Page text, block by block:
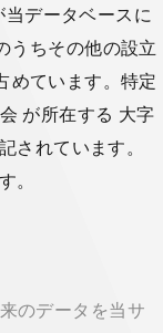
データベースに
うちその他の設立
めています。特定
が所在する 大字
されています。
。
のデータを当サ